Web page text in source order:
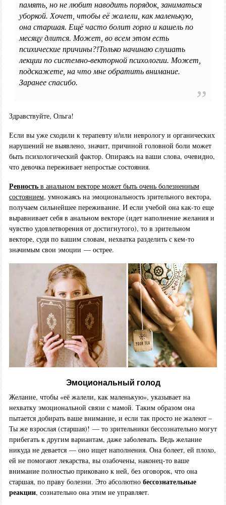
память, но не любит наводить порядок, заниматься
уборкой. Хочет, чтобы её жалели, как маленькую,
она старшая. Ещё часто болит горло и кашель по
месяцу длится. Может, во всем этом есть
психические причины?!Только начинаю слушать
лекции по системно-векторной психологии. Может,
подскажете, на что мне обратить внимание.
Заранее спасибо.
Здравствуйте, Ольга!
Если вы уже сходили к терапевту и/или неврологу и органических
нарушений не выявлено, значит, причиной головной боли может
быть психологический фактор. Опираясь на ваши слова, очевидно,
что девочка переживает непростые состояния.
Ревностьв анальном векторе может быть очень болезненным
состоянием, умножаясь на эмоциональность зрительного вектора,
получаем сильнейшее переживание. И если учебой она как-то еще
выравнивает себя в анальном векторе (идет наполнение желания и
чувство удовлетворения от достигнутого), то в зрительном
векторе, судя по вашим словам, нехватка разделить с кем-то
значимым свои эмоции — острее.
Эмоциональный голод
Желание, чтобы «её жалели, как маленькую», указывает на
нехватку эмоциональной связи с мамой. Таким образом она
пытается добирать ваше внимание, и если так просто не жалеют –
Ты же взрослая (старшая)! — то зрительники бессознательно могут
прибегать к другим вариантам, даже заболевать. Ведь желание
никуда не девается — оно ищет наполнения. Она болеет, ей плохо,
ей не помогают лекарства, вы озабочены, наконец-то ваше
внимание полностью приковано к ней, без оговорок, что она
старшая, по праву болезни. Это абсолютно бессознательные
реакции, сознательно она этим не управляет.